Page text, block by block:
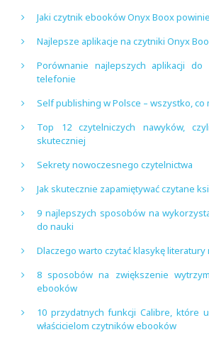
Jaki czytnik ebooków Onyx Boox
Najlepsze aplikacje na czytniki Onyx
Porównanie najlepszych aplikacji
telefonie
Self publishing w Polsce – wszystko, co
Top 12 czytelniczych nawyków,
skuteczniej
Sekrety nowoczesnego czytelnictwa
Jak skutecznie zapamiętywać czytane
9 najlepszych sposobów na
do nauki
Dlaczego warto czytać klasykę
8 sposobów na zwiększenie
ebooków
10 przydatnych funkcji Calibre, które
właścicielom czytników ebooków